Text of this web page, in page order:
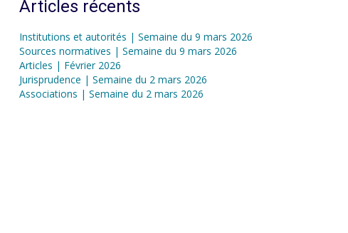
Articles récents
Institutions et autorités | Semaine du 9 mars 2026
Sources normatives | Semaine du 9 mars 2026
Articles | Février 2026
Jurisprudence | Semaine du 2 mars 2026
Associations | Semaine du 2 mars 2026